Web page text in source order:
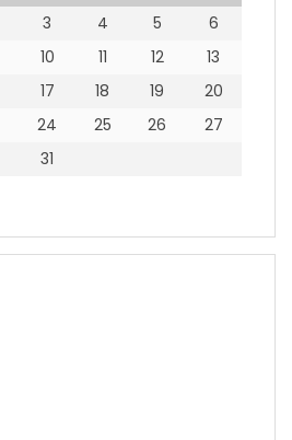
3 4 5
6
10 11 12
13
17 18 19
20
24 25 26
27
31